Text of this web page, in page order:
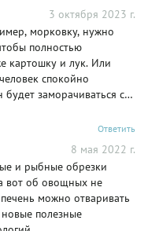
3 октября 2023 г.
морковку, нужно
полностью
картошку и лук. Или
спокойно
заморачиваться с
Ответить
8 мая 2022 г.
и рыбные обрезки
вот об овощных не
можно отваривать
полезные